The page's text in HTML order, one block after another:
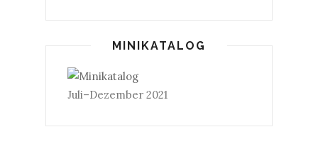
MINIKATALOG
Juli–Dezember 2021